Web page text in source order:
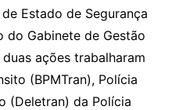
Estado de Segurança
do Gabinete de Gestão
ações trabalharam
(BPMTran), Polícia
(Deletran) da Polícia